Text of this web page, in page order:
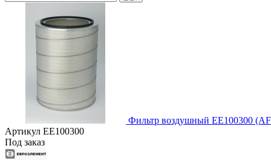
Фильтр воздушный EE100300
Артикул EE100300
Под заказ